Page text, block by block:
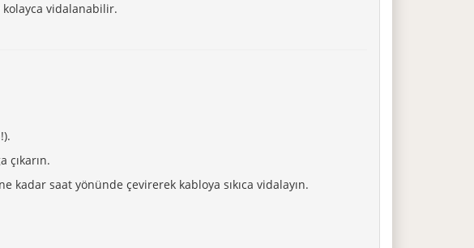
kolayca vidalanabilir.
çıkarın.
kadar saat yönünde çevirerek kabloya sıkıca vidalayın.